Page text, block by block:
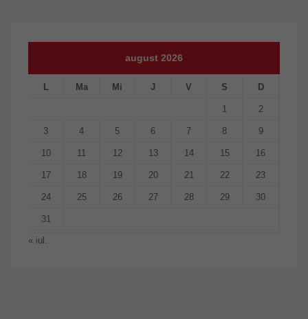
august 2026
L Ma Mi J V S D
1 2
3 4 5 6 7 8 9
10 11 12 13 14 15 16
17 18 19 20 21 22 23
24 25 26 27 28 29 30
31
« iul.